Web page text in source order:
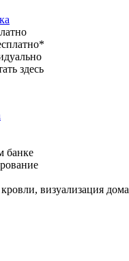
здесь
банке
визуализация дома